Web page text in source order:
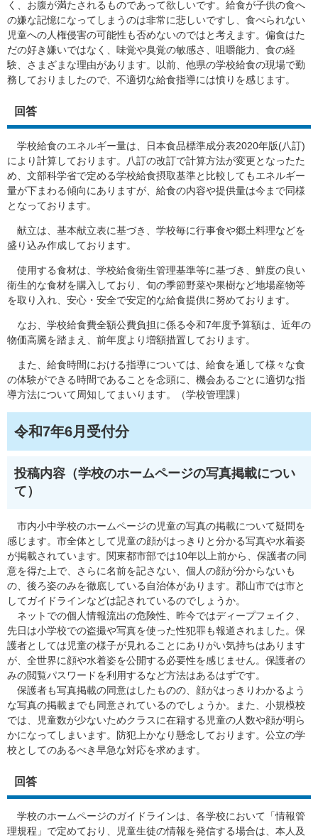
く、お腹が満たされるものであって欲しいです。給食が子供の食へ
の嫌な記憶になってしまうのは非常に悲しいですし、食べられない
児童への人権侵害の可能性も否めないのではと考えます。偏食はた
だの好き嫌いではなく、味覚や臭覚の敏感さ、咀嚼能力、食の経
験、さまざまな理由があります。以前、他県の学校給食の現場で勤
務しておりましたので、不適切な給食指導には憤りを感じます。
回答
​​ 学校給食のエネルギー量は、日本食品標準成分表2020年版(八訂)
により計算しております。八訂の改訂で計算方法が変更となったた
め、文部科学省で定める学校給食摂取基準と比較してもエネルギー
量が下まわる傾向にありますが、給食の内容や提供量は今まで同様
となっております。
献立は、基本献立表に基づき、学校毎に行事食や郷土料理などを
盛り込み作成しております。
使用する食材は、学校給食衛生管理基準等に基づき、鮮度の良い
衛生的な食材を購入しており、旬の季節野菜や果樹など地場産物等
を取り入れ、安心・安全で安定的な給食提供に努めております。
なお、学校給食費全額公費負担に係る令和7年度予算額は、近年の
物価高騰を踏まえ、前年度より増額措置しております。
また、給食時間における指導については、給食を通して様々な食
の体験ができる時間であることを念頭に、機会あるごとに適切な指
導方法について周知してまいります。（学校管理課）
令和7年6月受付分
投稿内容（学校のホームページの写真掲載につい
て）
市内小中学校のホームページの児童の写真の掲載について疑問を
感じます。市全体として児童の顔がはっきりと分かる写真や水着姿
が掲載されています。関東都市部では10年以上前から、保護者の同
意を得た上で、さらに名前を記さない、個人の顔が分からないも
の、後ろ姿のみを徹底している自治体があります。郡山市では市と
してガイドラインなどは記されているのでしょうか。
ネットでの個人情報流出の危険性、昨今ではディープフェイク、
先日は小学校での盗撮や写真を使った性犯罪も報道されました。保
護者としては児童の様子が見れることにありがい気持ちはあります
が、全世界に顔や水着姿を公開する必要性を感じません。保護者の
みの閲覧パスワードを利用するなど方法はあるはずです。
保護者も写真掲載の同意はしたものの、顔がはっきりわかるよう
な写真の掲載までも同意されているのでしょうか。また、小規模校
では、児童数が少ないためクラスに在籍する児童の人数や顔が明ら
かになってしまいます。防犯上かなり懸念しております。公立の学
校としてのあるべき早急な対応を求めます。
回答
学校のホームページのガイドラインは、各学校において「情報管
理規程」で定めており、児童生徒の情報を発信する場合は、本人及